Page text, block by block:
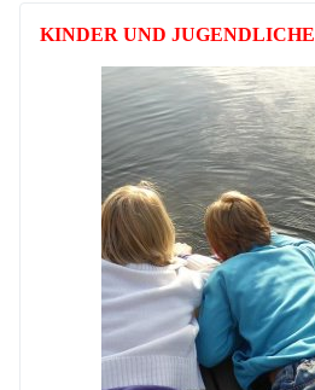
KINDER UND JUGENDLICHE